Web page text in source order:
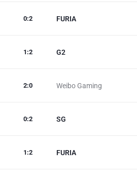
FURIA
0:2
G2
1 :2
Weibo Gaming
2:0
SG
0:2
FURIA
1 :2